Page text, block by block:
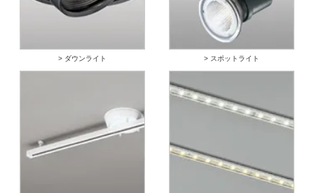
> ダウンライト > スポットライト